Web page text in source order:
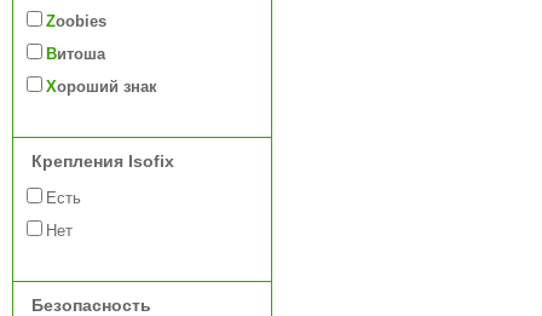
Zoobies
Витоша
Хороший знак
Крепления Isofix
Есть
Нет
Безопасность